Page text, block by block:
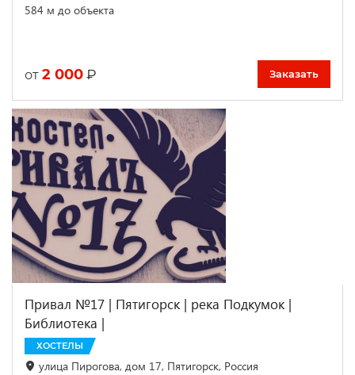
584 м до объекта
от 2 000 ₽ Заказать
Привал №17 | Пятигорск | река Подкумок |
Библиотека |
ХОСТЕЛЫ
улица Пирогова, дом 17, Пятигорск, Россия